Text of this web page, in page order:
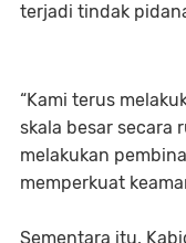
terjadi tindak
“Kami terus
skala besar secara
melakukan
memperkuat
Sementara itu,